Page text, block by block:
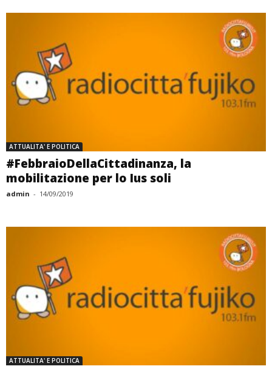
ATTUALITA' E POLITICA
#FebbraioDellaCittadinanza, la
mobilitazione per lo Ius soli
admin - 14/09/2019
ATTUALITA' E POLITICA